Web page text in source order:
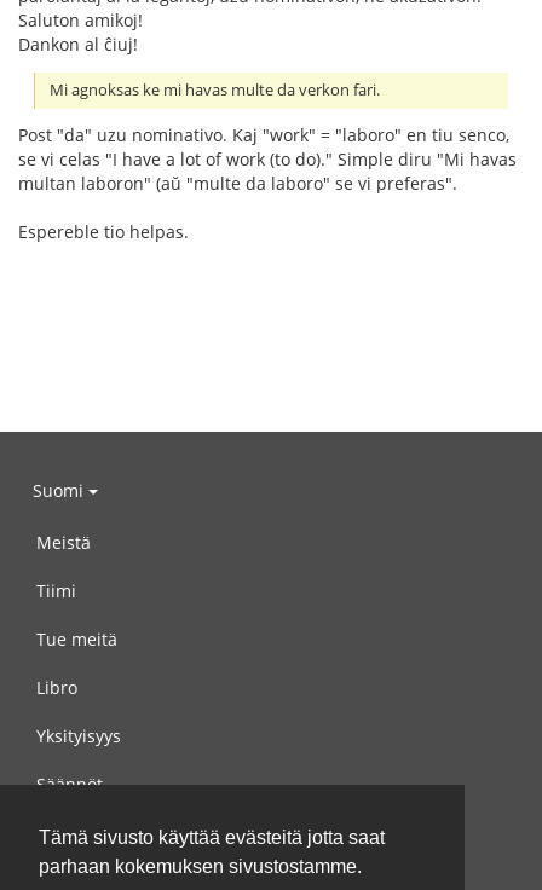
Tämä sivusto käyttää evästeitä jotta saat
parhaan kokemuksen sivustostamme.
Saluton amikoj!
Dankon al ĉiuj!
Mi agnoksas ke mi havas multe da verkon fari.
Post "da" uzu nominativo. Kaj "work" = "laboro" en tiu senco,
se vi celas "I have a lot of work (to do)." Simple diru "Mi havas
multan laboron" (aŭ "multe da laboro" se vi preferas".
Espereble tio helpas.
Suomi
Meistä
Tiimi
Tue meitä
Libro
Yksityisyys
Säännöt
Ota yhteyttä meihin